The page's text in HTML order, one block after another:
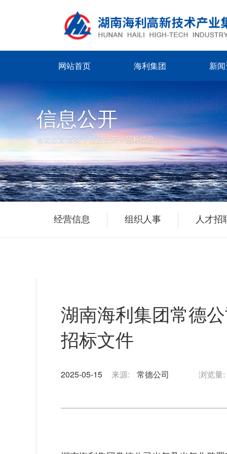
网站首页 海利集团 新
信息公开
当前位置:首页>信息公开>招标信息
经营信息 组织人事 人才招
湖南海利集团常德
招标文件
2025-05-15 来源: 常德公司 浏览量: